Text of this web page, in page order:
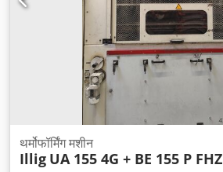
थर्मोफॉर्मिंग मशीन
Illig UA 155 4G + BE 155 P FHZ